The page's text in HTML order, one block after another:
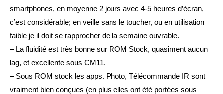
smartphones, en moyenne 2 jours avec 4-5 heures d’écran,
c’est considérable; en veille sans le toucher, ou en utilisation
faible je il doit se rapprocher de la semaine ouvrable.
– La fluidité est très bonne sur ROM Stock, quasiment aucun
lag, et excellente sous CM11.
– Sous ROM stock les apps. Photo, Télécommande IR sont
vraiment bien conçues (en plus elles ont été portées sous